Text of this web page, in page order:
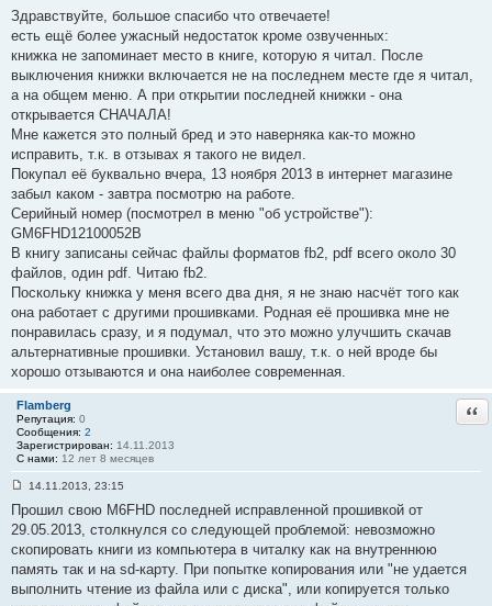
о
о
б
щ
н
и
#
1
8
Здравствуйте, большое спасибо что отвечаете!
есть ещё более ужасный недостаток кроме озвученных:
книжка не запоминает место в книге, которую я читал. После
выключения книжки включается не на последнем месте где я читал,
а на общем меню. А при открытии последней книжки - она
открывается СНАЧАЛА!
Мне кажется это полный бред и это наверняка как-то можно
исправить, т.к. в отзывах я такого не видел.
Покупал её буквально вчера, 13 ноября 2013 в интернет магазине
забыл каком - завтра посмотрю на работе.
Серийный номер (посмотрел в меню "об устройстве"):
GM6FHD12100052B
В книгу записаны сейчас файлы форматов fb2, pdf всего около 30
файлов, один pdf. Читаю fb2.
Поскольку книжка у меня всего два дня, я не знаю насчёт того как
она работает с другими прошивками. Родная её прошивка мне не
понравилась сразу, и я подумал, что это можно улучшить скачав
альтернативные прошивки. Установил вашу, т.к. о ней вроде бы
хорошо отзываются и она наиболее современная.
Flamberg
Репутация: 0
Сообщения: 2
Зарегистрирован: 14.11.2013
С нами: 12 лет 8 месяцев
о
о
б
щ
н
и
14.11.2013, 23:15
Прошил свою M6FHD последней исправленной прошивкой от
29.05.2013, столкнулся со следующей проблемой: невозможно
скопировать книги из компьютера в читалку как на внутреннюю
память так и на sd-карту. При попытке копирования или "не удается
выполнить чтение из файла или с диска", или копируется только